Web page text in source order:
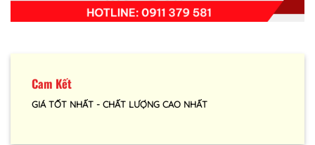
Cam Kết
GIÁ TỐT NHẤT - CHẤT LƯỢNG CAO NHẤT